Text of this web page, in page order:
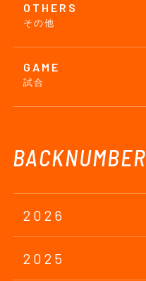
OTHERS
その他
GAME
試合
BACKNUMBER
2026
2025